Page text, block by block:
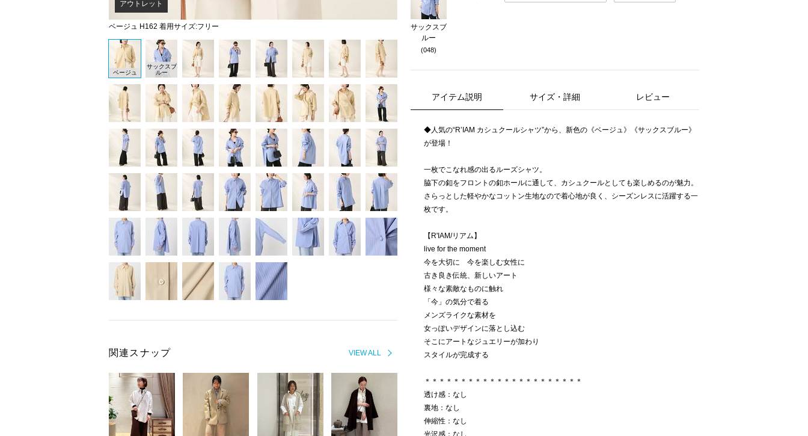
ベージュ H162 着用サイズ:フリー
アウトレット
ベージュ
サックスブ
ルー
VIEW ALL
関連スナップ
サックスブ
ルー
(048)
アイテム説明 サイズ・詳細 レビュー
◆人気の“R’IAM カシュクールシャツ”から、新色の《ベージュ》《サックスブルー》
が登場！
一枚でこなれ感の出るルーズシャツ。
脇下の釦をフロントの釦ホールに通して、カシュクールとしても楽しめるのが魅力。
さらっとした軽やかなコットン生地なので着心地が良く、シーズンレスに活躍する一
枚です。
【R'IAM/リアム】
live for the moment
今を大切に 今を楽しむ女性に
古き良き伝統、新しいアート
様々な素敵なものに触れ
「今」の気分で着る
メンズライクな素材を
女っぽいデザインに落とし込む
そこにアートなジュエリーが加わり
スタイルが完成する
＊＊＊＊＊＊＊＊＊＊＊＊＊＊＊＊＊＊＊＊＊＊
透け感：なし
裏地：なし
伸縮性：なし
光沢感：なし